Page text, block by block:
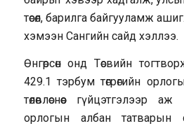
төсөл, барилга байгууламж
хэмээн Сангийн сайд хэллээ.
Өнгөрсөн онд Төсвийн
429.1 тэрбум төгрөгийн
төлөвлөснөөс гүйцэтгэлээр
орлогын албан татварын